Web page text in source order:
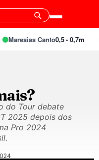
Maresias Canto0,5 - 0,7m
do Tour debate
2025 depois dos
Pro 2024